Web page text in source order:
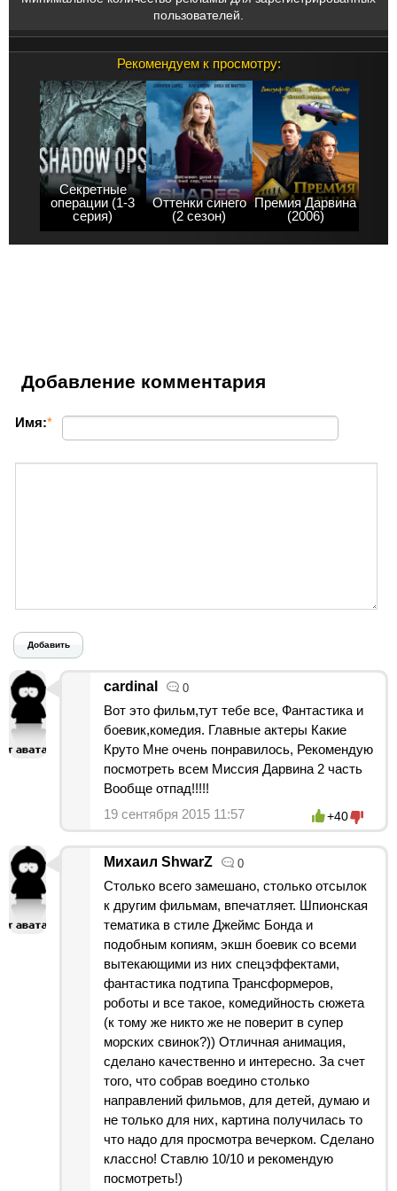
пользователей.
Рекомендуем к просмотру:
Секретные
операции (1-3
серия)
Оттенки синего
(2 сезон)
Премия Дарвина
(2006)
Добавление комментария
Имя:*
Добавить
cardinal 0
Вот это фильм,тут тебе все, Фантастика и
боевик,комедия. Главные актеры Какие
Круто Мне очень понравилось, Рекомендую
посмотреть всем Миссия Дарвина 2 часть
Вообще отпад!!!!!
19 сентября 2015 11:57
+40
Михаил ShwarZ 0
Столько всего замешано, столько отсылок
к другим фильмам, впечатляет. Шпионская
тематика в стиле Джеймс Бонда и
подобным копиям, экшн боевик со всеми
вытекающими из них спецэффектами,
фантастика подтипа Трансформеров,
роботы и все такое, комедийность сюжета
(к тому же никто же не поверит в супер
морских свинок?)) Отличная анимация,
сделано качественно и интересно. За счет
того, что собрав воедино столько
направлений фильмов, для детей, думаю и
не только для них, картина получилась то
что надо для просмотра вечерком. Сделано
классно! Ставлю 10/10 и рекомендую
посмотреть!)